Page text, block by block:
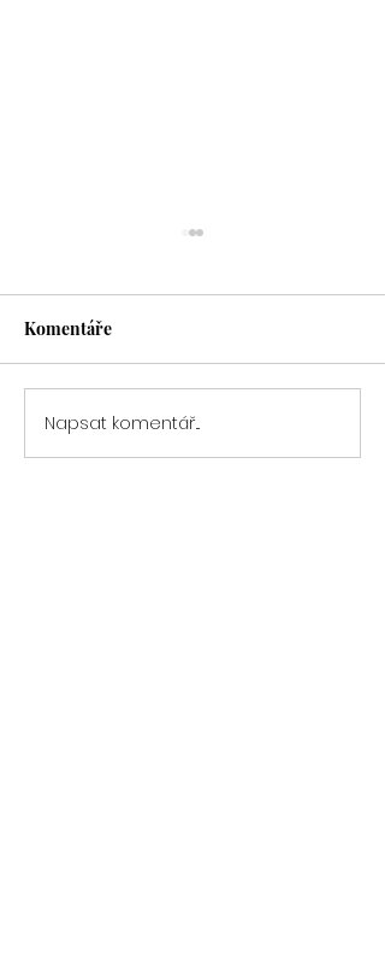
Podzimní těhotenské
focení v Beskydech
Komentáře
Napsat komentář...